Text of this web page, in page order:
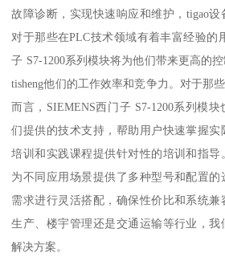
故障诊断，实现快速响应和维护，tigao设
对于那些在PLC技术领域有着丰富经验的
子 S7-1200系列模块将为他们带来更高的
tisheng他们的工作效率和竞争力。对于那
而言，SIEMENS西门子 S7-1200系列模
们提供的技术支持，帮助用户快速掌握
培训和实践课程提供针对性的培训和指
为不同应用场景提供了多种型号和配置
需求进行灵活搭配，确保性价比和系统
生产、楼宇管理还是交通运输等行业，
解决方案。